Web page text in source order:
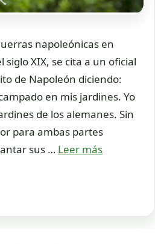
napoleónicas en
siglo XIX, se cita a un oficial
de Napoleón diciendo:
en mis jardines. Yo
de los alemanes. Sin
para ambas partes
sus … Leer más